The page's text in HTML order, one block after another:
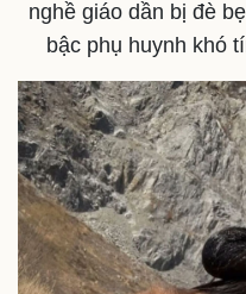
nghề giáo dần bị đè
bậc phụ huynh khó